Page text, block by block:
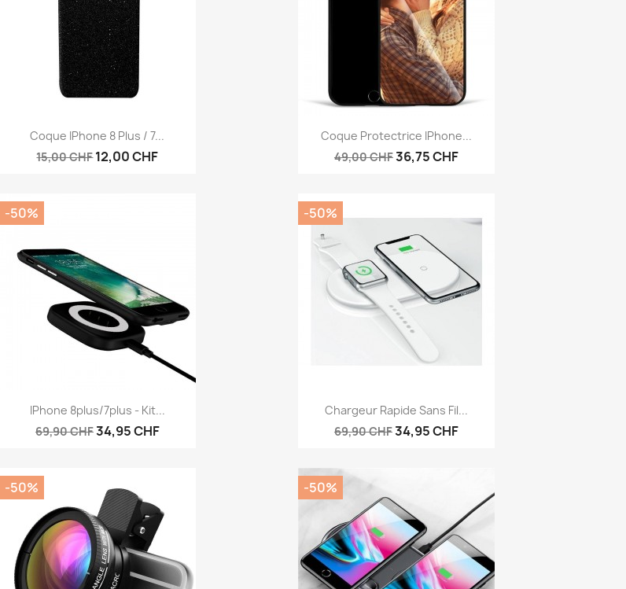
Aperçu rapide
Coque IPhone 8 Plus / 7...
15,00 CHF12,00 CHF
Aperçu rapide
Coque Protectrice IPhone...
49,00 CHF36,75 CHF
Aperçu rapide
IPhone 8plus/7plus - Kit...
69,90 CHF34,95 CHF
-50%
Aperçu rapide
Chargeur Rapide Sans Fil...
69,90 CHF34,95 CHF
-50%
-50% -50%